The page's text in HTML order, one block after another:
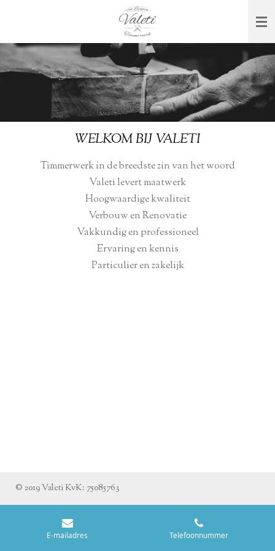
naar
de
hoofdinhoud
WELKOM BIJ VALETI
Timmerwerk in de breedste zin van het woord
Valeti levert maatwerk
Hoogwaardige kwaliteit
Verbouw en Renovatie
Vakkundig en professioneel
Ervaring en kennis
Particulier en zakelijk
© 2019 Valeti KvK: 75085763
E-mailadres Telefoonnummer